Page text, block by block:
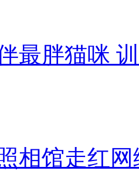
最胖猫咪
相馆走红网